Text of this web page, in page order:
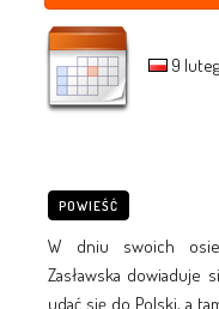
9
POWIEŚĆ
W dniu swoich
Zasławska dowiaduje
udać się do Polski, a